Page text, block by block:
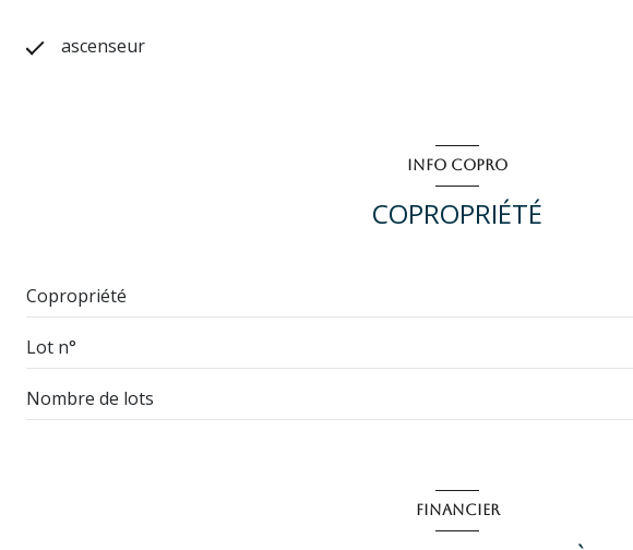
ascenseur
INFO COPRO
COPROPRIÉTÉ
Copropriété
Lot n°
Nombre de lots
FINANCIER